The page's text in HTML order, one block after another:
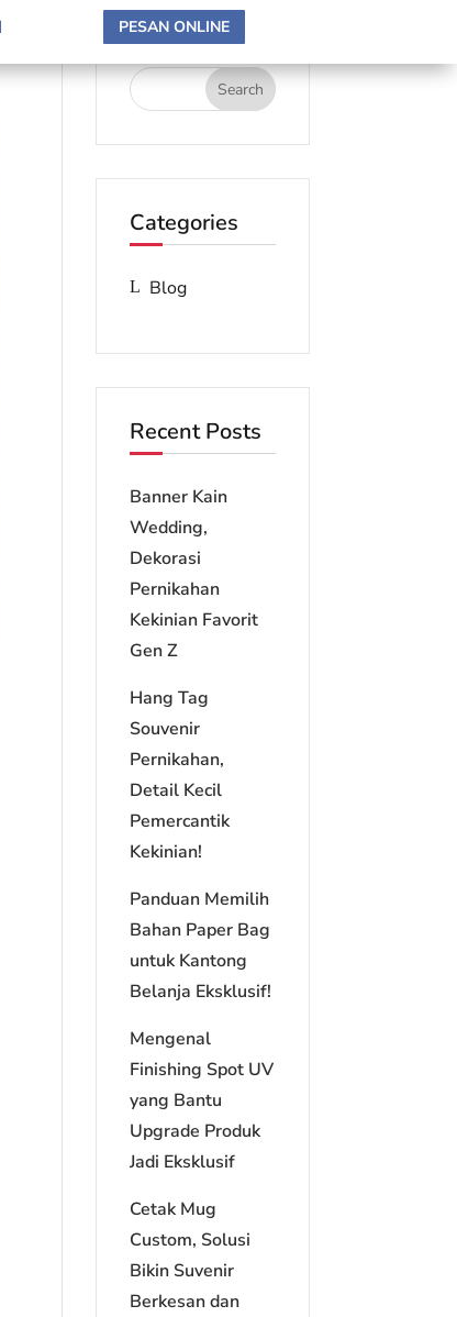
PESAN ONLINE
search here
Categories
Blog
Recent Posts
Banner Kain
Wedding,
Dekorasi
Pernikahan
Kekinian Favorit
Gen Z
Hang Tag
Souvenir
Pernikahan,
Detail Kecil
Pemercantik
Kekinian!
Panduan Memilih
Bahan Paper Bag
untuk Kantong
Belanja Eksklusif!
Mengenal
Finishing Spot UV
yang Bantu
Upgrade Produk
Jadi Eksklusif
Cetak Mug
Custom, Solusi
Bikin Suvenir
Berkesan dan